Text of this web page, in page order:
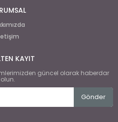
KAYIT
güncel olarak haberdar
olun.
Gönder